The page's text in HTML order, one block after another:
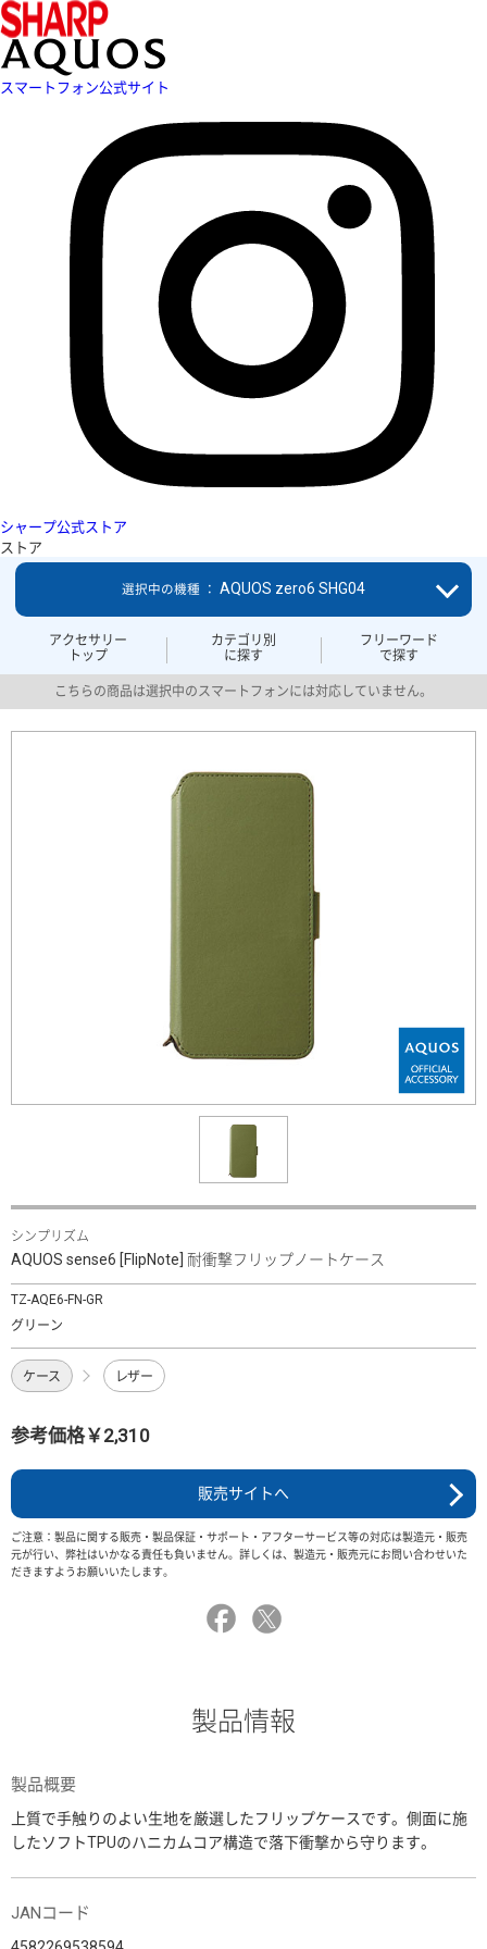
スマートフォン公式サイト
シャープ公式ストア
ストア
アクセサリー
トップ
カテゴリ別
に探す
フリーワード
で探す
選択中の機種 ： AQUOS zero6 SHG04
こちらの商品は選択中のスマートフォンには対応していません。
シンプリズム
AQUOS sense6 [FlipNote] 耐衝撃フリップノートケース
TZ-AQE6-FN-GR
グリーン
ケース レザー
参考価格￥2,310
販売サイトへ
ご注意：製品に関する販売・製品保証・サポート・アフターサービス等の対応は製造元・販売
元が行い、弊社はいかなる責任も負いません。詳しくは、製造元・販売元にお問い合わせいた
だきますようお願いいたします。
製品情報
製品概要
上質で手触りのよい生地を厳選したフリップケースです。側面に施
したソフトTPUのハニカムコア構造で落下衝撃から守ります。
JANコード